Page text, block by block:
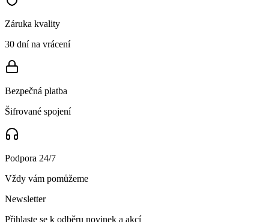
Záruka kvality
30 dní na vrácení
Bezpečná platba
Šifrované spojení
Podpora 24/7
Vždy vám pomůžeme
Newsletter
Přihlaste se k odběru novinek a akcí